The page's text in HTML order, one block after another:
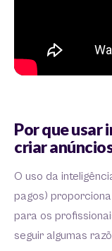
Por que
criar
O uso da
pagos)
para os
seguir algumas